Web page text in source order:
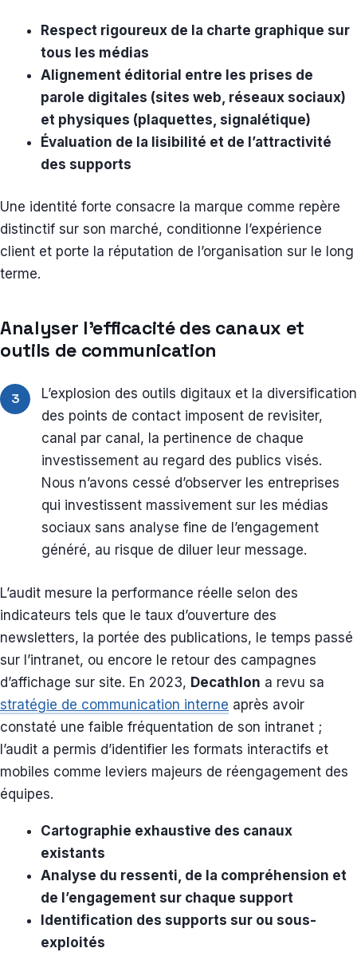
Respect rigoureux de la charte graphique sur
tous les médias
Alignement éditorial entre les prises de
parole digitales (sites web, réseaux sociaux)
et physiques (plaquettes, signalétique)
Évaluation de la lisibilité et de l’attractivité
des supports
Une identité forte consacre la marque comme repère
distinctif sur son marché, conditionne l’expérience
client et porte la réputation de l’organisation sur le long
terme.
Analyser l’efficacité des canaux et
outils de communication
3
L’explosion des outils digitaux et la diversification
des points de contact imposent de revisiter,
canal par canal, la pertinence de chaque
investissement au regard des publics visés.
Nous n’avons cessé d’observer les entreprises
qui investissent massivement sur les médias
sociaux sans analyse fine de l’engagement
généré, au risque de diluer leur message.
L’audit mesure la performance réelle selon des
indicateurs tels que le taux d’ouverture des
newsletters, la portée des publications, le temps passé
sur l’intranet, ou encore le retour des campagnes
d’affichage sur site. En 2023, Decathlon a revu sa
stratégie de communication interne après avoir
constaté une faible fréquentation de son intranet ;
l’audit a permis d’identifier les formats interactifs et
mobiles comme leviers majeurs de réengagement des
équipes.
Cartographie exhaustive des canaux
existants
Analyse du ressenti, de la compréhension et
de l’engagement sur chaque support
Identification des supports sur ou sous-
exploités